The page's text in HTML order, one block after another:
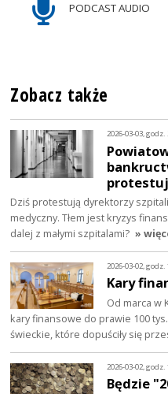
PODCAST AUDIO
Zobacz także
2026-03-03, godz.
Dziś protestują dyrektorzy
medyczny. Tłem jest kryzys
dalej z małymi szpitalami? »
2026-03-02, godz.
Kary
Od marca w
kary finansowe do prawie 100
świeckie, które dopuściły się
2026-03-02, godz.
Będzie